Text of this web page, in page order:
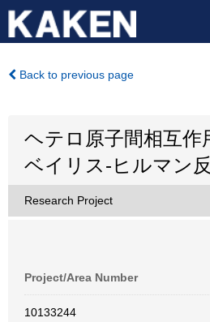
Back to previous page
ヘテロ原子間相互作
ベイリス-ヒルマン
Research Project
Project/Area Number
10133244